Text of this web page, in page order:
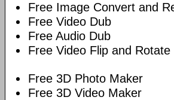
Free Image Convert and
Free Video Dub
Free Audio Dub
Free Video Flip and Rotate
Free 3D Photo Maker
Free 3D Video Maker